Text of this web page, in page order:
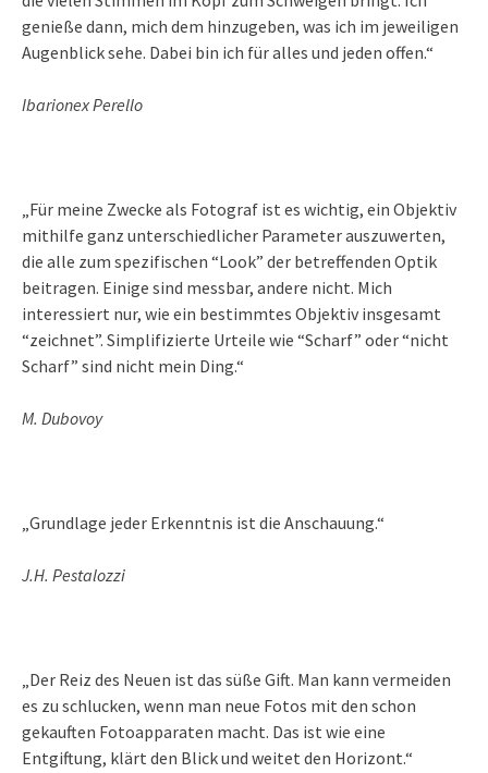
genieße dann, mich dem hinzugeben, was ich im jeweiligen
Augenblick sehe. Dabei bin ich für alles und jeden offen.“
Ibarionex Perello
„Für meine Zwecke als Fotograf ist es wichtig, ein Objektiv
mithilfe ganz unterschiedlicher Parameter auszuwerten,
die alle zum spezifischen “Look” der betreffenden Optik
beitragen. Einige sind messbar, andere nicht. Mich
interessiert nur, wie ein bestimmtes Objektiv insgesamt
“zeichnet”. Simplifizierte Urteile wie “Scharf” oder “nicht
Scharf” sind nicht mein Ding.“
M. Dubovoy
„Grundlage jeder Erkenntnis ist die Anschauung.“
J.H. Pestalozzi
„Der Reiz des Neuen ist das süße Gift. Man kann vermeiden
es zu schlucken, wenn man neue Fotos mit den schon
gekauften Fotoapparaten macht. Das ist wie eine
Entgiftung, klärt den Blick und weitet den Horizont.“